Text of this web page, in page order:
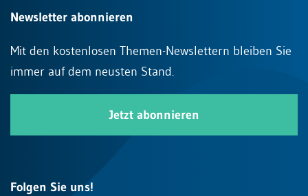
Newsletter abonnieren
Mit den kostenlosen Themen-Newslettern bleiben Sie
immer auf dem neusten Stand.
Jetzt abonnieren
Folgen Sie uns!